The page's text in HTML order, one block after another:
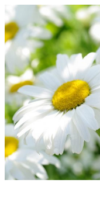
Перейти
к
содержимому